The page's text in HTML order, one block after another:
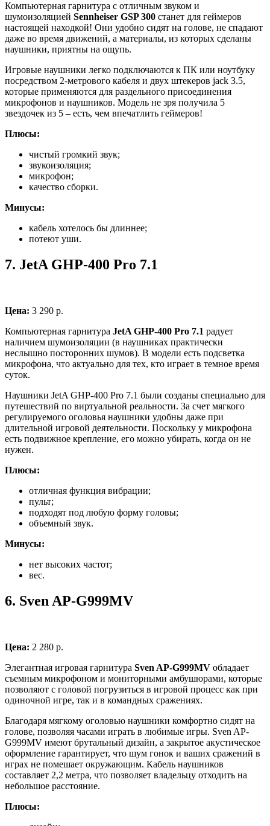
Компьютерная гарнитура с отличным звуком и
шумоизоляцией Sennheiser GSP 300 станет для геймеров
настоящей находкой! Они удобно сидят на голове, не спадают
даже во время движений, а материалы, из которых сделаны
наушники, приятны на ощупь.
Игровые наушники легко подключаются к ПК или ноутбуку
посредством 2-метрового кабеля и двух штекеров jack 3.5,
которые применяются для раздельного присоединения
микрофонов и наушников. Модель не зря получила 5
звездочек из 5 – есть, чем впечатлить геймеров!
Плюсы:
чистый громкий звук;
звукоизоляция;
микрофон;
качество сборки.
Минусы:
кабель хотелось бы длиннее;
потеют уши.
7. JetA GHP-400 Pro 7.1
Цена: 3 290 р.
Компьютерная гарнитура JetA GHP-400 Pro 7.1 радует
наличием шумоизоляции (в наушниках практически
неслышно посторонних шумов). В модели есть подсветка
микрофона, что актуально для тех, кто играет в темное время
суток.
Наушники JetA GHP-400 Pro 7.1 были созданы специально для
путешествий по виртуальной реальности. За счет мягкого
регулируемого оголовья наушники удобны даже при
длительной игровой деятельности. Поскольку у микрофона
есть подвижное крепление, его можно убирать, когда он не
нужен.
Плюсы:
отличная функция вибрации;
пульт;
подходят под любую форму головы;
объемный звук.
Минусы:
нет высоких частот;
вес.
6. Sven AP-G999MV
Цена: 2 280 р.
Элегантная игровая гарнитура Sven AP-G999MV обладает
съемным микрофоном и мониторными амбушюрами, которые
позволяют с головой погрузиться в игровой процесс как при
одиночной игре, так и в командных сражениях.
Благодаря мягкому оголовью наушники комфортно сидят на
голове, позволяя часами играть в любимые игры. Sven AP-
G999MV имеют брутальный дизайн, а закрытое акустическое
оформление гарантирует, что шум гонок и ваших сражений в
играх не помешает окружающим. Кабель наушников
составляет 2,2 метра, что позволяет владельцу отходить на
небольшое расстояние.
Плюсы: